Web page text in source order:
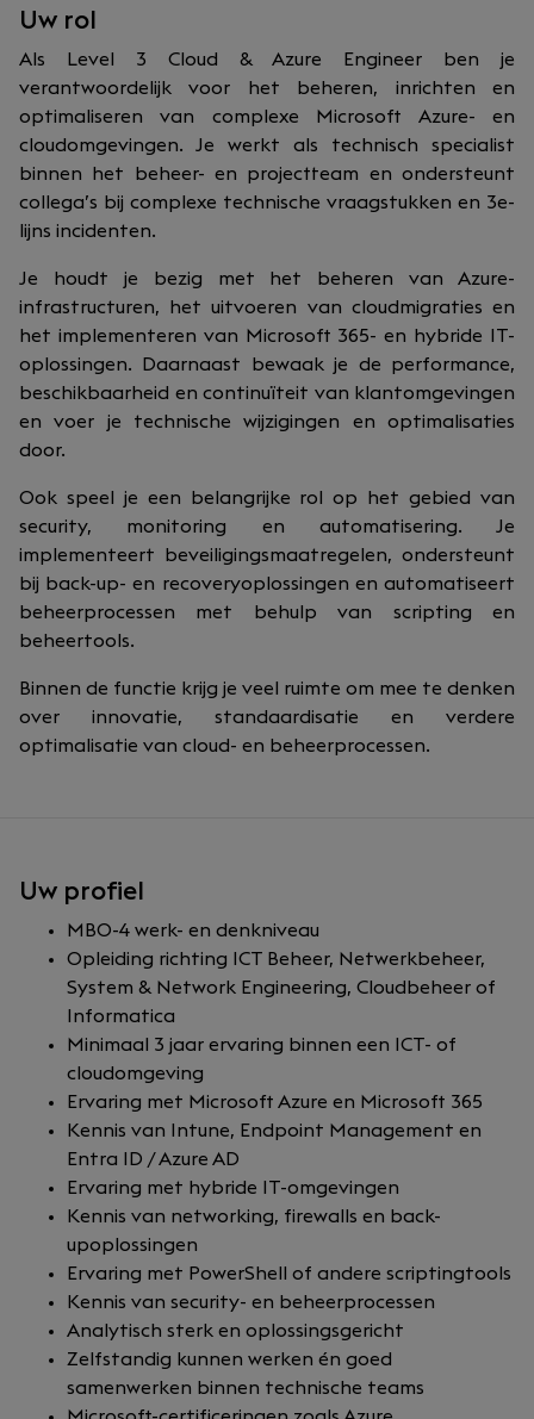
Uw rol
Als Level 3 Cloud & Azure Engineer ben je
verantwoordelijk voor het beheren, inrichten en
optimaliseren van complexe Microsoft Azure- en
cloudomgevingen. Je werkt als technisch specialist
binnen het beheer- en projectteam en ondersteunt
collega’s bij complexe technische vraagstukken en 3e-
lijns incidenten.
Je houdt je bezig met het beheren van Azure-
infrastructuren, het uitvoeren van cloudmigraties en
het implementeren van Microsoft 365- en hybride IT-
oplossingen. Daarnaast bewaak je de performance,
beschikbaarheid en continuïteit van klantomgevingen
en voer je technische wijzigingen en optimalisaties
door.
Ook speel je een belangrijke rol op het gebied van
security, monitoring en automatisering. Je
implementeert beveiligingsmaatregelen, ondersteunt
bij back-up- en recoveryoplossingen en automatiseert
beheerprocessen met behulp van scripting en
beheertools.
Binnen de functie krijg je veel ruimte om mee te denken
over innovatie, standaardisatie en verdere
optimalisatie van cloud- en beheerprocessen.
Uw profiel
MBO-4 werk- en denkniveau
Opleiding richting ICT Beheer, Netwerkbeheer,
System & Network Engineering, Cloudbeheer of
Informatica
Minimaal 3 jaar ervaring binnen een ICT- of
cloudomgeving
Ervaring met Microsoft Azure en Microsoft 365
Kennis van Intune, Endpoint Management en
Entra ID / Azure AD
Ervaring met hybride IT-omgevingen
Kennis van networking, firewalls en back-
upoplossingen
Ervaring met PowerShell of andere scriptingtools
Kennis van security- en beheerprocessen
Analytisch sterk en oplossingsgericht
Zelfstandig kunnen werken én goed
samenwerken binnen technische teams